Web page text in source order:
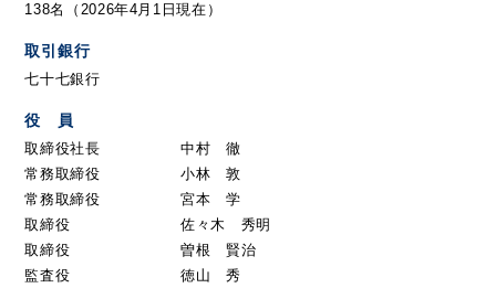
138名（2026年4月1日現在）
取引銀行
七十七銀行
役 員
取締役社長
中村 徹
常務取締役
小林 敦
常務取締役
宮本 学
取締役
佐々木 秀明
取締役
曽根 賢治
監査役
徳山 秀